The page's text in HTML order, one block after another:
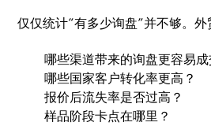
仅仅统计“有多少询盘”并不够。外
哪些渠道带来的询盘更容易成
哪些国家客户转化率更高？
报价后流失率是否过高？
样品阶段卡点在哪里？